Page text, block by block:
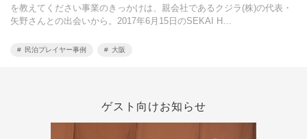
を教えてください事業のきっかけは、親会社であるクジラ(株)の代表・
矢野さんとの出会いから。2017年6月15日のSEKAI H…
民泊プレイヤー事例 大阪
ゲスト向けお知らせ